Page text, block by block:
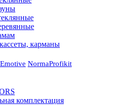
карманы
Emotive NormaProfikit
комплектация